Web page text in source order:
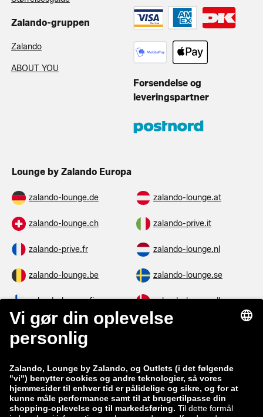
Zalando-gruppen
Zalando
ABOUT YOU
Forsendelse og
leveringspartner
Lounge by Zalando Europa
zalando-lounge.de zalando-lounge.at
zalando-lounge.ch zalando-prive.it
zalando-prive.fr zalando-lounge.nl
zalando-lounge.be zalando-lounge.se
zalando-lounge.fi zalando-lounge.dk
zalando-lounge.co.uk zalando-lounge.pl
zalando-lounge.lt zalando-lounge.sk
zalando-lounge.ro zalando-lounge.hr